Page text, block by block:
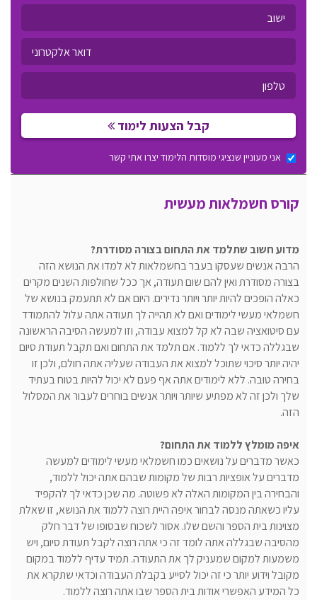
קבל הצעות לימוד
אני מעוניין שנציגי מוסדות הלימוד יצרו אתי קשר
קורס חשמלאות מעשית
מדוע חשוב שתלמד את התחום בצורה מסודרת?
הרבה אנשים שעסקו בעבר בחשמלאות לא למדו את הנושא הזה
בצורה מסודרת ואין להם שום תעודה, אך ככל שחולפות השנים מקרים
כאלה הופכים להיות יותר ויותר נדירים. היום אם לא תתעמק בנושא של
חשמלאי מעשי לימודים ואם לא תהייה לך תעודה אתה עלול להתמודד
עם סיטואציה שבה לא קל למצוא עבודה, וזו למעשה הסיבה הראשונה
שבגללה כדאי לך ללמוד. אם תלמד את התחום ואם תקבל תעודת סיום
יהיה יותר סיכוי שתוכל למצוא את העבודה שעליה אתה חולם, ולכן זו
בחירה טובה. ללא לימודים אתה אף פעם לא יכול להיות בטוח בעתיד
שלך ולכן זה לא מפתיע שיותר ויותר אנשים בוחרים לעבור את המסלול
הזה.
איפה מומלץ ללמוד את התחום?
כאשר מדברים על נושאים כמו חשמלאי מעשי לימודים למעשה
מדברים על אופציות רבות של מקומות שבהם אתה יכול ללמוד,
והבחירה בין המקומות האלה לא פשוטה. מה שכן כדאי לך להקפיד
עליו כשאתה מנסה לבחור איפה היית רוצה ללמוד את הנושא, זו שאלת
מצוינות בית הספר והשם שלו. אסור לשכוח שבסופו של דבר חלק
מהסיבה שבגללה אתה לומד זה כי אתה רוצה לקבל תעודת סיום, ויש
משמעות למקום שמעניק לך את התעודה. תמיד עדיף ללמוד במקום
מקובל וידוע יותר כי זה יכול לסייע בקבלת העבודה וכדאי שתקרא את
כל המידע האפשרי אודות בית הספר שבו אתה רוצה ללמוד.